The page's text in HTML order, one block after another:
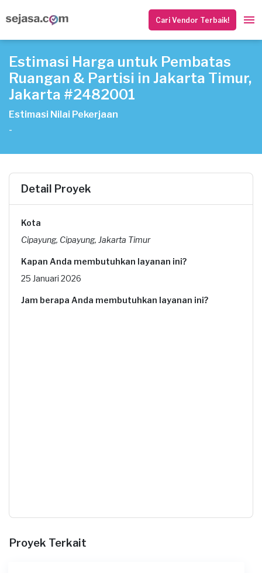
Cari Vendor Terbaik!
Estimasi Harga untuk Pembatas
Ruangan & Partisi in Jakarta Timur,
Jakarta #2482001
Estimasi Nilai Pekerjaan
-
Detail Proyek
Kota
Cipayung, Cipayung, Jakarta Timur
Kapan Anda membutuhkan layanan ini?
25 Januari 2026
Jam berapa Anda membutuhkan layanan ini?
Proyek Terkait